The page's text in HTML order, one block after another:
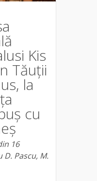
Kis
Tăuții
la
cu
16
D. Pascu, M.